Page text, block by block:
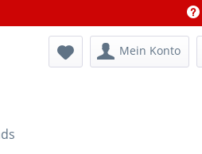
Mein Konto